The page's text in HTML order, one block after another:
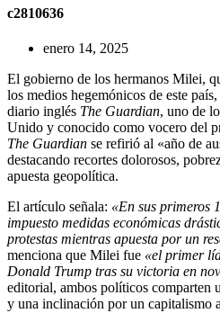
c2810636
enero 14, 2025
El gobierno de los hermanos Milei,
los medios hegemónicos de este
diario inglés The Guardian, uno de
Unido y conocido como vocero del
The Guardian se refirió al «año de
destacando recortes dolorosos,
apuesta geopolítica.
El artículo señala: «En sus primeros
impuesto medidas económicas
protestas mientras apuesta por un
menciona que Milei fue «el primer
Donald Trump tras su victoria en
editorial, ambos políticos comparten
y una inclinación por un capitalismo